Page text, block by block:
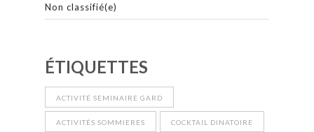
Non classifié(e)
ÉTIQUETTES
ACTIVITÉ SEMINAIRE GARD
ACTIVITÉS SOMMIERES COCKTAIL DINATOIRE